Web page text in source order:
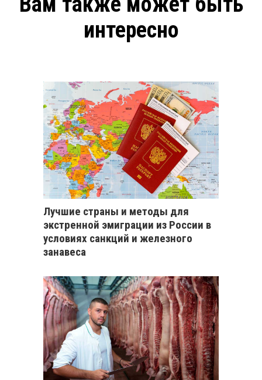
интересно
Лучшие страны и методы для
экстренной эмиграции из России в
условиях санкций и железного
занавеса